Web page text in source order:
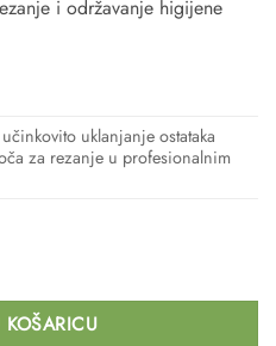
i održavanje higijene
uklanjanje ostataka
za rezanje u profesionalnim
za rezanje Dick D9002800 količina